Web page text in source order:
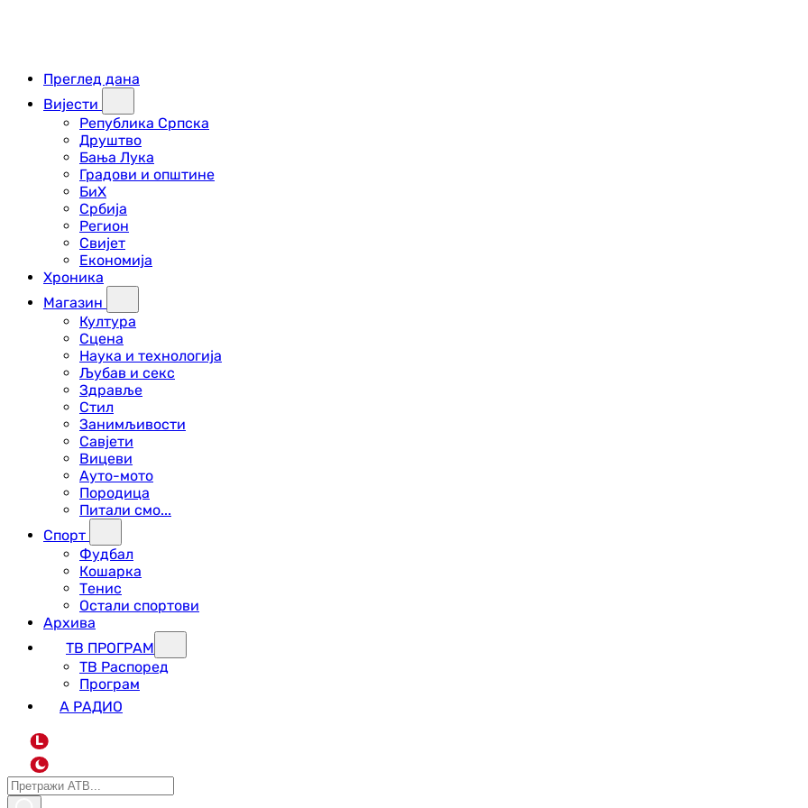
Преглед дана
Вијести
Република Српска
Друштво
Бања Лука
Градови и општине
БиХ
Србија
Регион
Свијет
Економија
Хроника
Магазин
Култура
Сцена
Наука и технологија
Љубав и секс
Здравље
Стил
Занимљивости
Савјети
Вицеви
Ауто-мото
Породица
Питали смо...
Спорт
Фудбал
Кошарка
Тенис
Остали спортови
Архива
ТВ ПРОГРАМ
ТВ Распоред
Програм
А РАДИО
L